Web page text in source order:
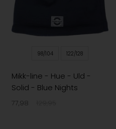
98/104 122/128
Mikk-line - Hue - Uld -
Solid - Blue Nights
77,98